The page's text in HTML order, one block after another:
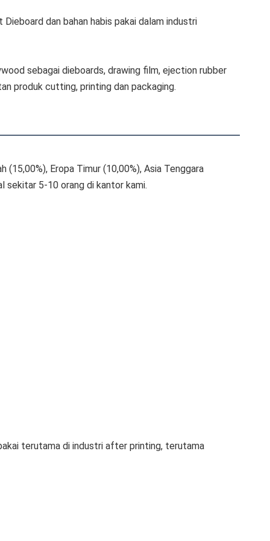
dan bahan habis pakai dalam industri
sebagai dieboards, drawing film, ejection rubber
produk cutting, printing dan packaging.
(15,00%), Eropa Timur (10,00%), Asia Tenggara
sekitar 5-10 orang di kantor kami.
terutama di industri after printing, terutama